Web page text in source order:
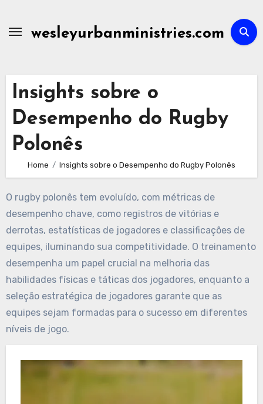
contentwesleyurbanministries.com
Insights sobre o
Desempenho do Rugby
Polonês
Home Insights sobre o Desempenho do Rugby Polonês
O rugby polonês tem evoluído, com métricas de
desempenho chave, como registros de vitórias e
derrotas, estatísticas de jogadores e classificações de
equipes, iluminando sua competitividade. O treinamento
desempenha um papel crucial na melhoria das
habilidades físicas e táticas dos jogadores, enquanto a
seleção estratégica de jogadores garante que as
equipes sejam formadas para o sucesso em diferentes
níveis de jogo.